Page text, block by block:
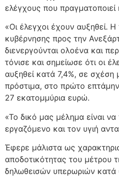
ελέγχους που
«Οι έλεγχοι έχουν αυξηθεί.
κυβέρνησης προς την
διενεργούνται ολοένα και
τόνισε και σημείωσε ότι οι
αυξηθεί κατά 7,4%, σε
πρόστιμα, στο πρώτο
27 εκατομμύρια ευρώ.
«Το δικό μας μέλημα είναι
εργαζόμενο και τον υγιή
Έφερε μάλιστα ως
αποδοτικότητας του μέτρου
δηλωθεισών υπερωριών